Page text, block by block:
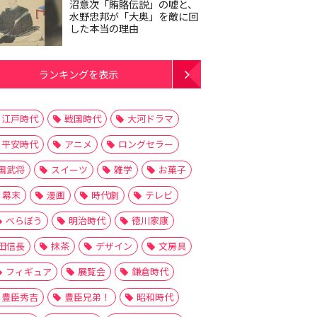
沼意次「賄賂伝説」の嘘と、
水野忠邦が「大奥」を敵に回
した本当の理由
ランキングを表示
江戸時代 戦国時代
大河ドラマ
平安時代
アニメ
ロングセラー
武将
スイーツ 雑学
お菓子
幕末
漫画 時代劇
テレビ
べらぼう
明治時代
徳川家康
信長
抹茶 デザイン
文房具
フィギュア
展覧会
鎌倉時代
豊臣秀吉
豊臣兄弟！
昭和時代